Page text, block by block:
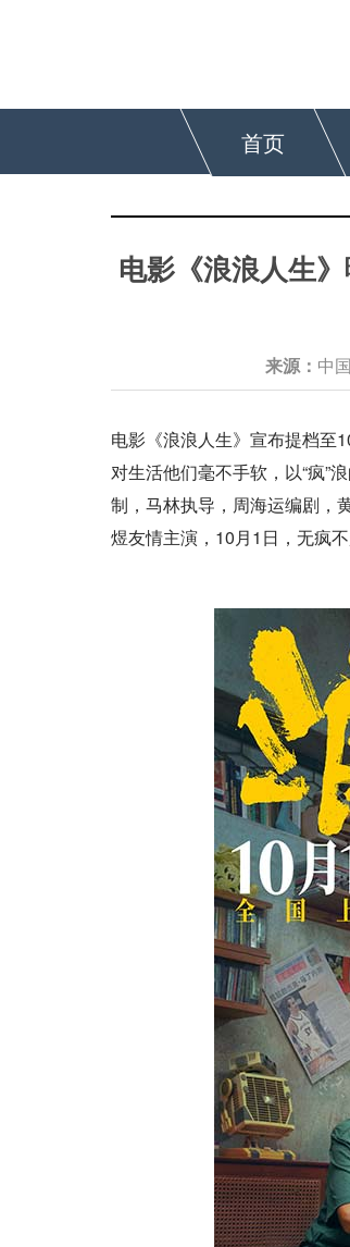
首页
电影《浪浪人生
来源： 中
电影《浪浪人生》宣布提档至
对生活他们毫不手软，以“疯”
制，马林执导，周海运编剧，
煜友情主演，10月1日，无疯不